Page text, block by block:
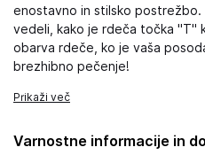
enostavno in stilsko postrežbo.
vedeli, kako je rdeča točka "T"
obarva rdeče, ko je vaša
brezhibno pečenje!
Prikaži več
Varnostne informacije in